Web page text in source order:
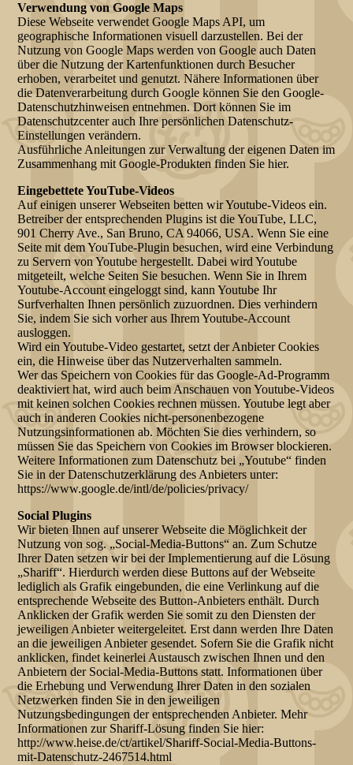
Verwendung von Google Maps
Diese Webseite verwendet Google Maps API, um
geographische Informationen visuell darzustellen. Bei der
Nutzung von Google Maps werden von Google auch Daten
über die Nutzung der Kartenfunktionen durch Besucher
erhoben, verarbeitet und genutzt. Nähere Informationen über
die Datenverarbeitung durch Google können Sie den Google-
Datenschutzhinweisen entnehmen. Dort können Sie im
Datenschutzcenter auch Ihre persönlichen Datenschutz-
Einstellungen verändern.
Ausführliche Anleitungen zur Verwaltung der eigenen Daten im
Zusammenhang mit Google-Produkten finden Sie hier.
Eingebettete YouTube-Videos
Auf einigen unserer Webseiten betten wir Youtube-Videos ein.
Betreiber der entsprechenden Plugins ist die YouTube, LLC,
901 Cherry Ave., San Bruno, CA 94066, USA. Wenn Sie eine
Seite mit dem YouTube-Plugin besuchen, wird eine Verbindung
zu Servern von Youtube hergestellt. Dabei wird Youtube
mitgeteilt, welche Seiten Sie besuchen. Wenn Sie in Ihrem
Youtube-Account eingeloggt sind, kann Youtube Ihr
Surfverhalten Ihnen persönlich zuzuordnen. Dies verhindern
Sie, indem Sie sich vorher aus Ihrem Youtube-Account
ausloggen.
Wird ein Youtube-Video gestartet, setzt der Anbieter Cookies
ein, die Hinweise über das Nutzerverhalten sammeln.
Wer das Speichern von Cookies für das Google-Ad-Programm
deaktiviert hat, wird auch beim Anschauen von Youtube-Videos
mit keinen solchen Cookies rechnen müssen. Youtube legt aber
auch in anderen Cookies nicht-personenbezogene
Nutzungsinformationen ab. Möchten Sie dies verhindern, so
müssen Sie das Speichern von Cookies im Browser blockieren.
Weitere Informationen zum Datenschutz bei „Youtube“ finden
Sie in der Datenschutzerklärung des Anbieters unter:
https://www.google.de/intl/de/policies/privacy/
Social Plugins
Wir bieten Ihnen auf unserer Webseite die Möglichkeit der
Nutzung von sog. „Social-Media-Buttons“ an. Zum Schutze
Ihrer Daten setzen wir bei der Implementierung auf die Lösung
„Shariff“. Hierdurch werden diese Buttons auf der Webseite
lediglich als Grafik eingebunden, die eine Verlinkung auf die
entsprechende Webseite des Button-Anbieters enthält. Durch
Anklicken der Grafik werden Sie somit zu den Diensten der
jeweiligen Anbieter weitergeleitet. Erst dann werden Ihre Daten
an die jeweiligen Anbieter gesendet. Sofern Sie die Grafik nicht
anklicken, findet keinerlei Austausch zwischen Ihnen und den
Anbietern der Social-Media-Buttons statt. Informationen über
die Erhebung und Verwendung Ihrer Daten in den sozialen
Netzwerken finden Sie in den jeweiligen
Nutzungsbedingungen der entsprechenden Anbieter. Mehr
Informationen zur Shariff-Lösung finden Sie hier:
http://www.heise.de/ct/artikel/Shariff-Social-Media-Buttons-
mit-Datenschutz-2467514.html